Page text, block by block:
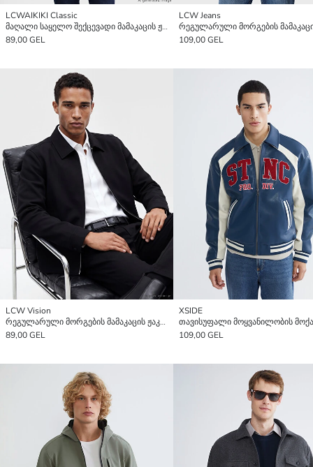
LCWAIKIKI Classic
მაღალი საყელო შექცევადი მამაკაცის ჟაკეტი
89,00 GEL
LCW Jeans
109,00 GEL
LCW Vision
რეგულარული მორგების მამაკაცის ჟაკეტი
89,00 GEL
XSIDE
109,00 GEL